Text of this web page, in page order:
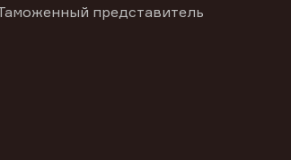
представитель